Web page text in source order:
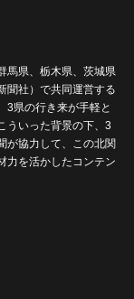
馬県、栃木県、茨城県
聞社）で共同運営する
3県の行き来が手軽と
ういった背景の下、3
が協力して、この北関
力を活かしたコンテン